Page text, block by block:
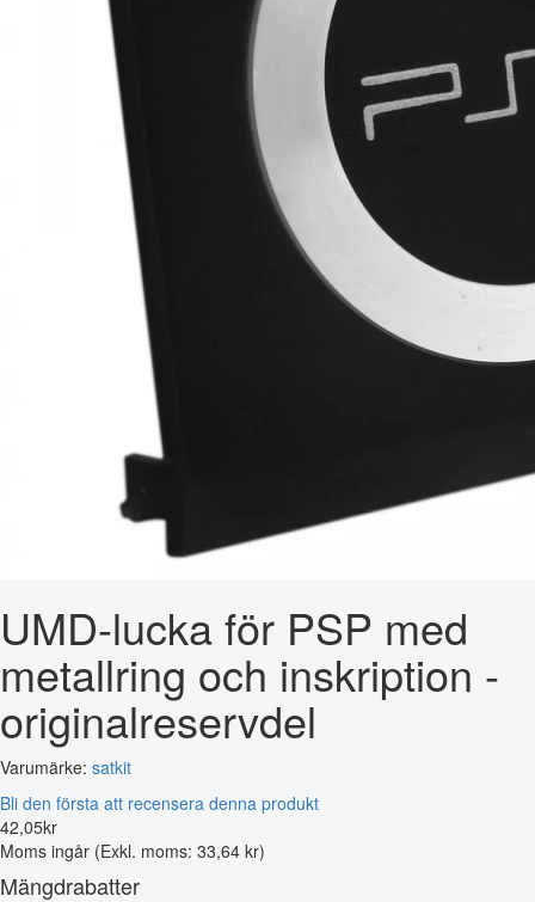
UMD-lucka för PSP med
metallring och inskription -
originalreservdel
Varumärke: satkit
Bli den första att recensera denna produkt
42,05kr
Moms ingår (Exkl. moms: 33,64 kr)
Mängdrabatter